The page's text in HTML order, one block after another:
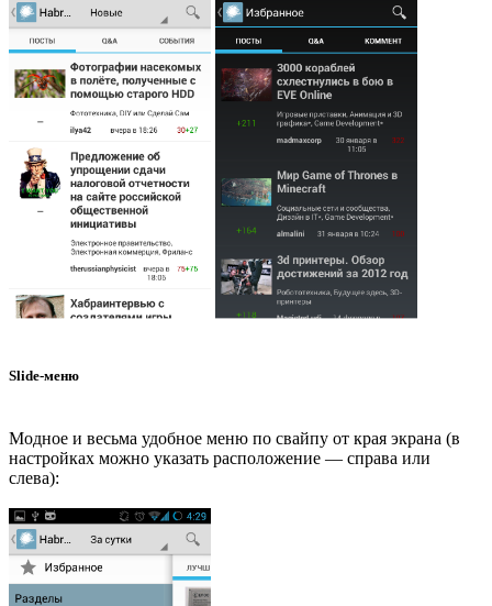
Slide-меню
Модное и весьма удобное меню по свайпу от края экрана (в
настройках можно указать расположение — справа или
слева):